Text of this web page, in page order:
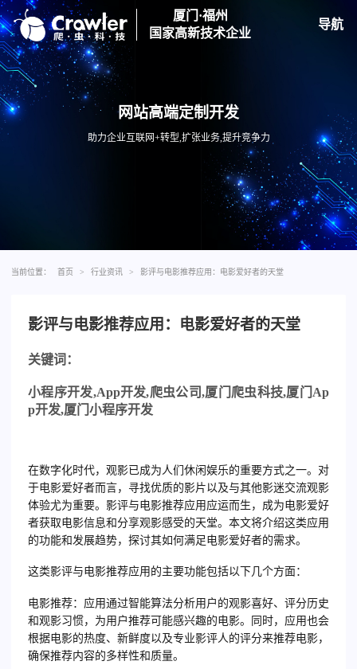
厦门·福州
国家高新技术企业
导航
网站高端定制开发
助力企业互联网+转型,扩张业务,提升竞争力
当前位置： 首页 > 行业资讯 > 影评与电影推荐应用：电影爱好者的天堂
影评与电影推荐应用：电影爱好者的天堂
关键词：
小程序开发,App开发,爬虫公司,厦门爬虫科技,厦门 Ap
p开发,厦门小程序开发
在数字化时代，观影已成为人们休闲娱乐的重要方式之一。对
于电影爱好者而言，寻找优质的影片以及与其他影迷交流观影
体验尤为重要。影评与电影推荐应用应运而生，成为电影爱好
者获取电影信息和分享观影感受的天堂。本文将介绍这类应用
的功能和发展趋势，探讨其如何满足电影爱好者的需求。
这类影评与电影推荐应用的主要功能包括以下几个方面：
电影推荐：应用通过智能算法分析用户的观影喜好、评分历史
和观影习惯，为用户推荐可能感兴趣的电影。同时，应用也会
根据电影的热度、新鲜度以及专业影评人的评分来推荐电影，
确保推荐内容的多样性和质量。